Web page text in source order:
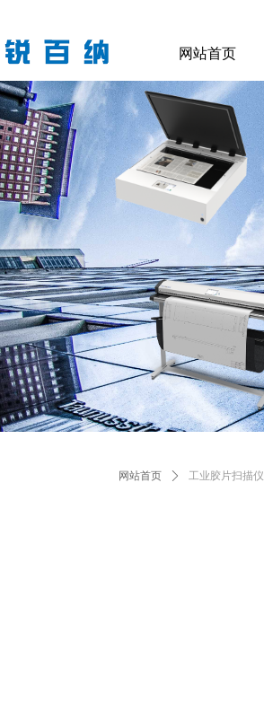
网站首页
网站首页
网站首页 ꄲ 工业胶片扫描仪